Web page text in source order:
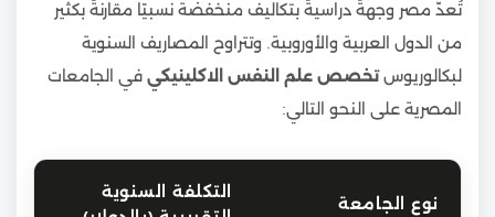
تُعدّ مصر وجهةً دراسيةً بتكاليف منخفضة نسبيًا مقارنةً بكثير
من الدول العربية والأوروبية. وتتراوح المصاريف السنوية
لبكالوريوستخصص علم النفس الاكلينيكي في الجامعات
المصرية على النحو التالي:
نوع الجامعة
التكلفة السنوية